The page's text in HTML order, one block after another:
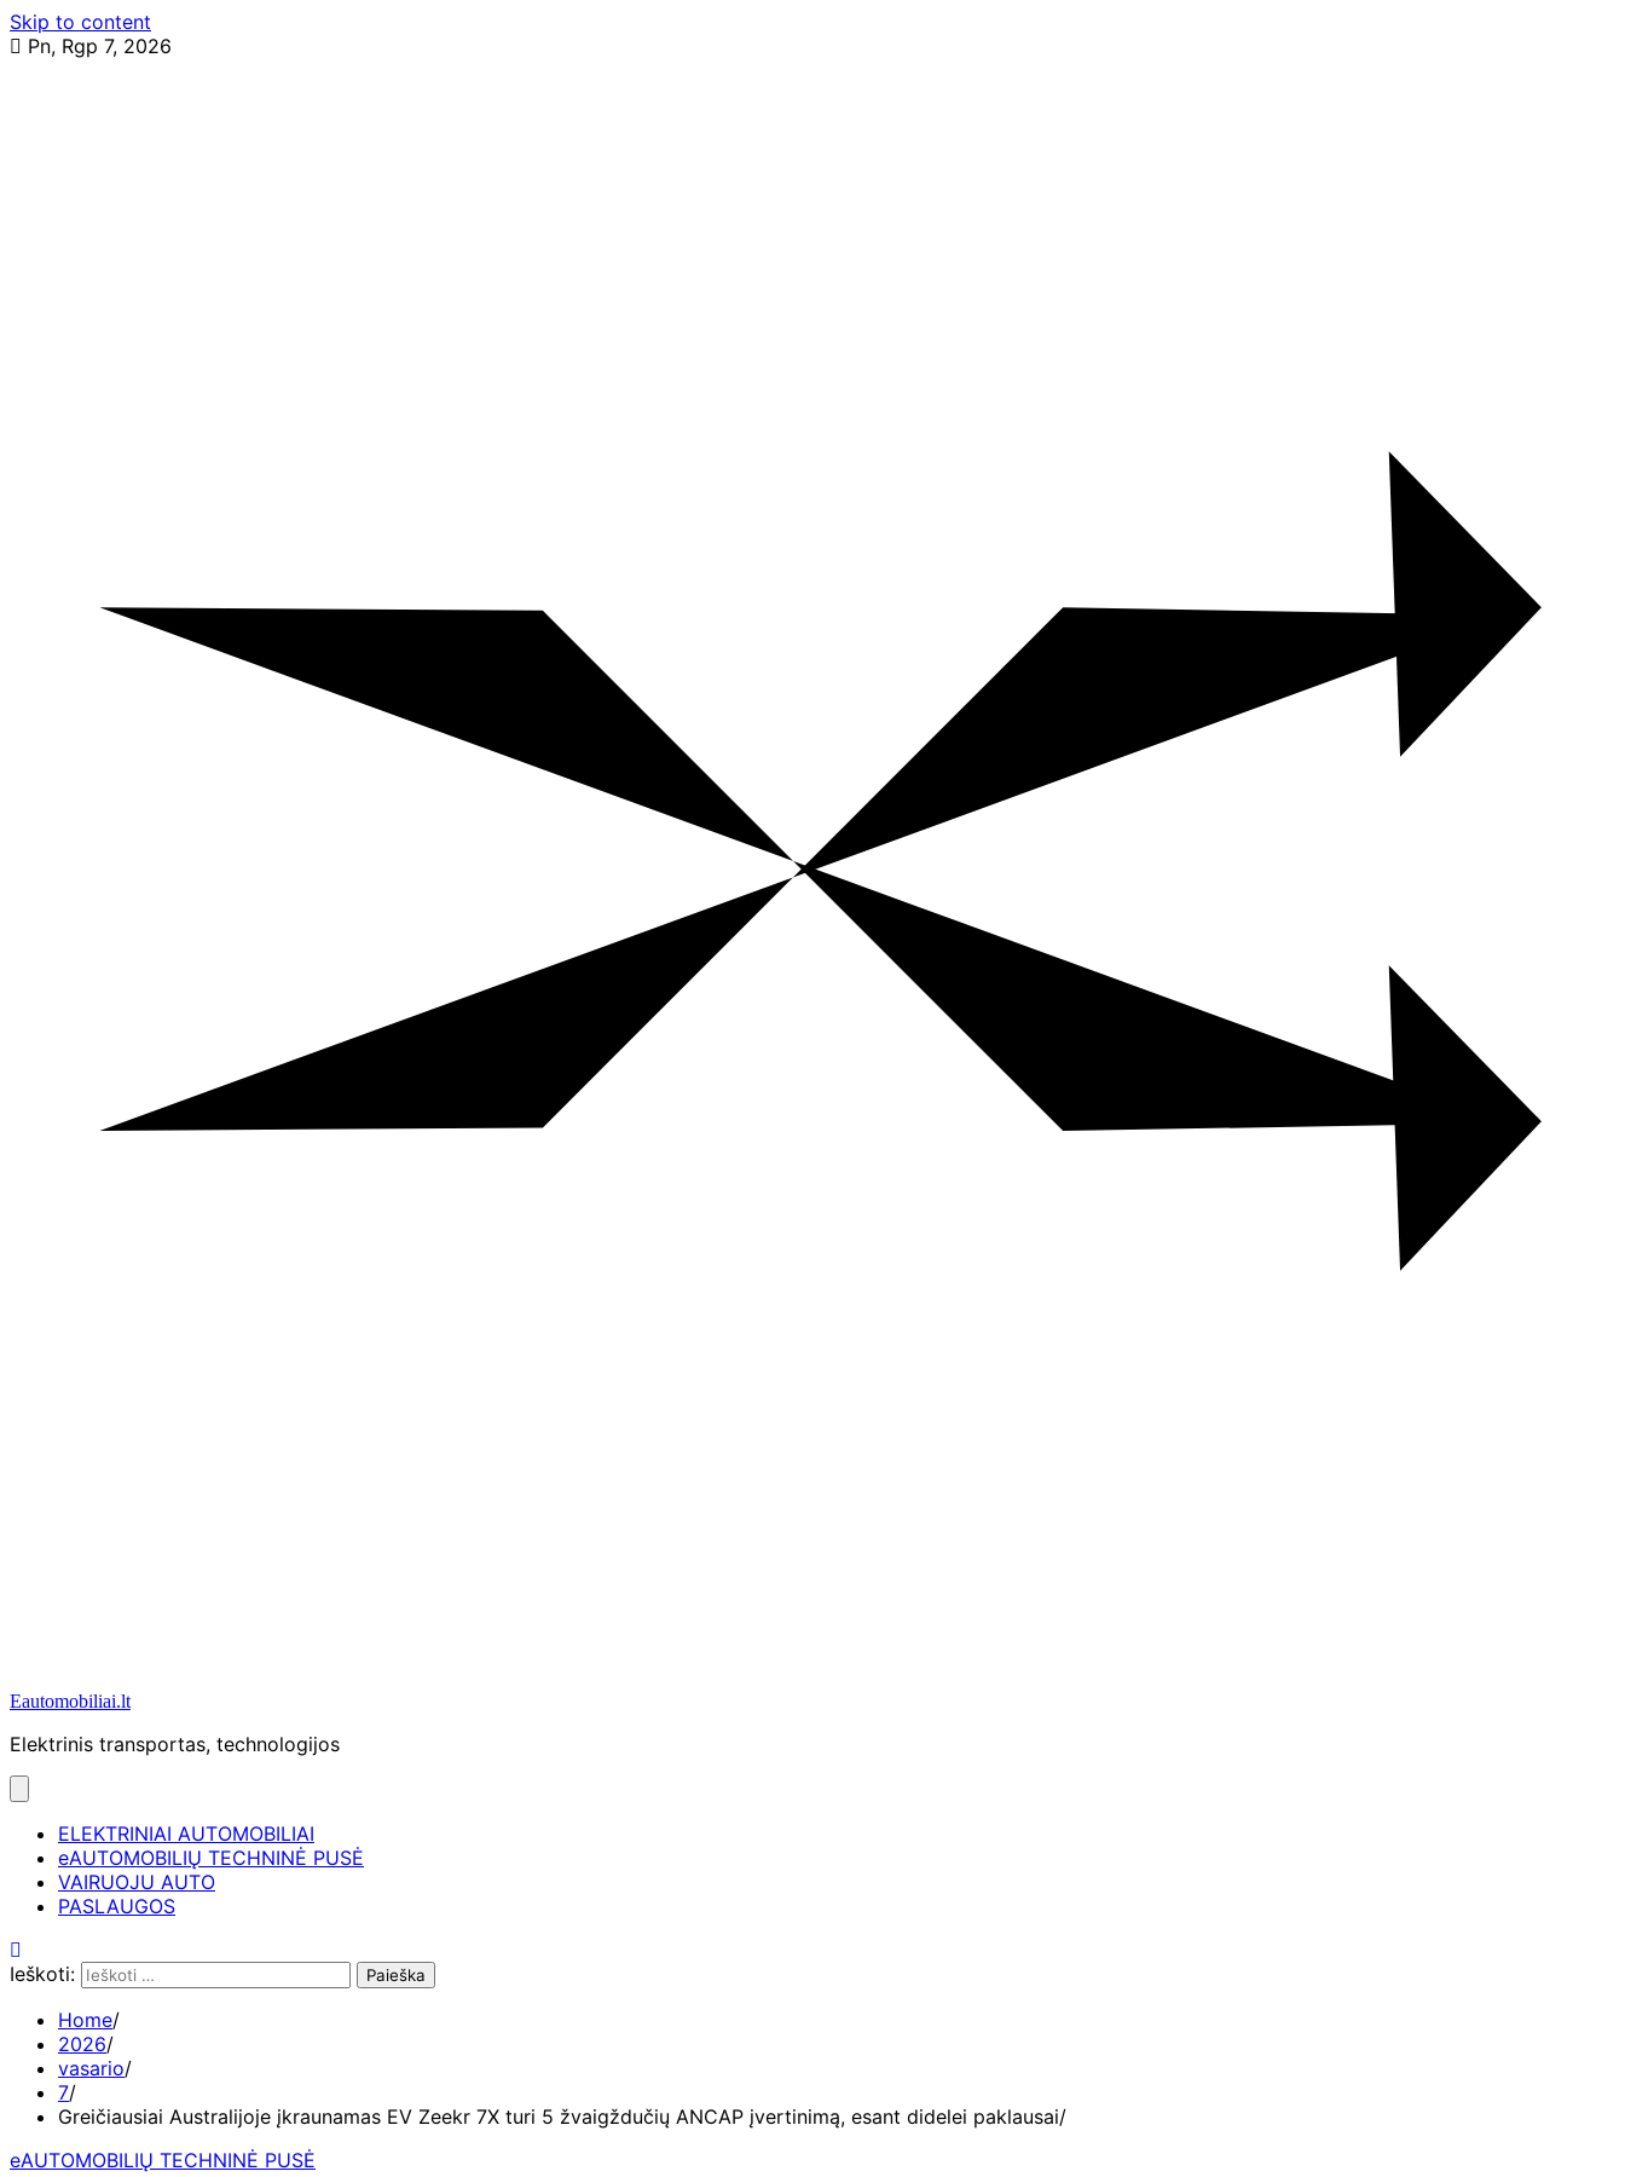
Skip to content
Pn, Rgp 7, 2026
Eautomobiliai.lt
Elektrinis transportas, technologijos
ELEKTRINIAI AUTOMOBILIAI
eAUTOMOBILIŲ TECHNINĖ PUSĖ
VAIRUOJU AUTO
PASLAUGOS
Ieškoti:
Home
2026
vasario
7
Greičiausiai Australijoje įkraunamas EV Zeekr 7X turi 5 žvaigždučių ANCAP įvertinimą, esant didelei paklausai
eAUTOMOBILIŲ TECHNINĖ PUSĖ